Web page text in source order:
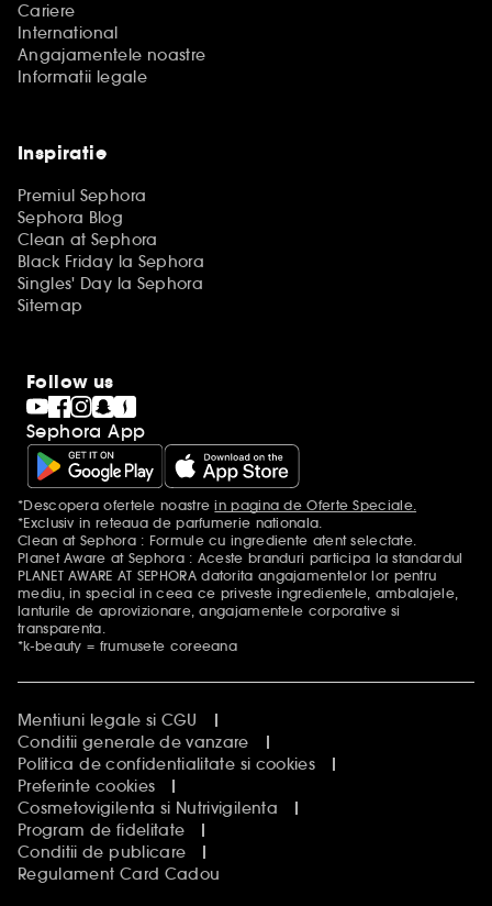
Cariere
International
Angajamentele noastre
Informatii legale
Inspiratie
Premiul Sephora
Sephora Blog
Clean at Sephora
Black Friday la Sephora
Singles' Day la Sephora
Sitemap
Follow us
Sephora App
Mentiuni aditionale
*Descopera ofertele noastrein pagina de Oferte Speciale.
*Exclusiv in reteaua de parfumerie nationala.
Clean at Sephora : Formule cu ingrediente atent selectate.
Planet Aware at Sephora : Aceste branduri participa la standardul
PLANET AWARE AT SEPHORA datorita angajamentelor lor pentru
mediu, in special in ceea ce priveste ingredientele, ambalajele,
lanturile de aprovizionare, angajamentele corporative si
transparenta.
*k-beauty = frumusete coreeana
Mentiuni legale si CGU
Conditii generale de vanzare
Politica de confidentialitate si cookies
Preferinte cookies
Cosmetovigilenta si Nutrivigilenta
Program de fidelitate
Conditii de publicare
Regulament Card Cadou